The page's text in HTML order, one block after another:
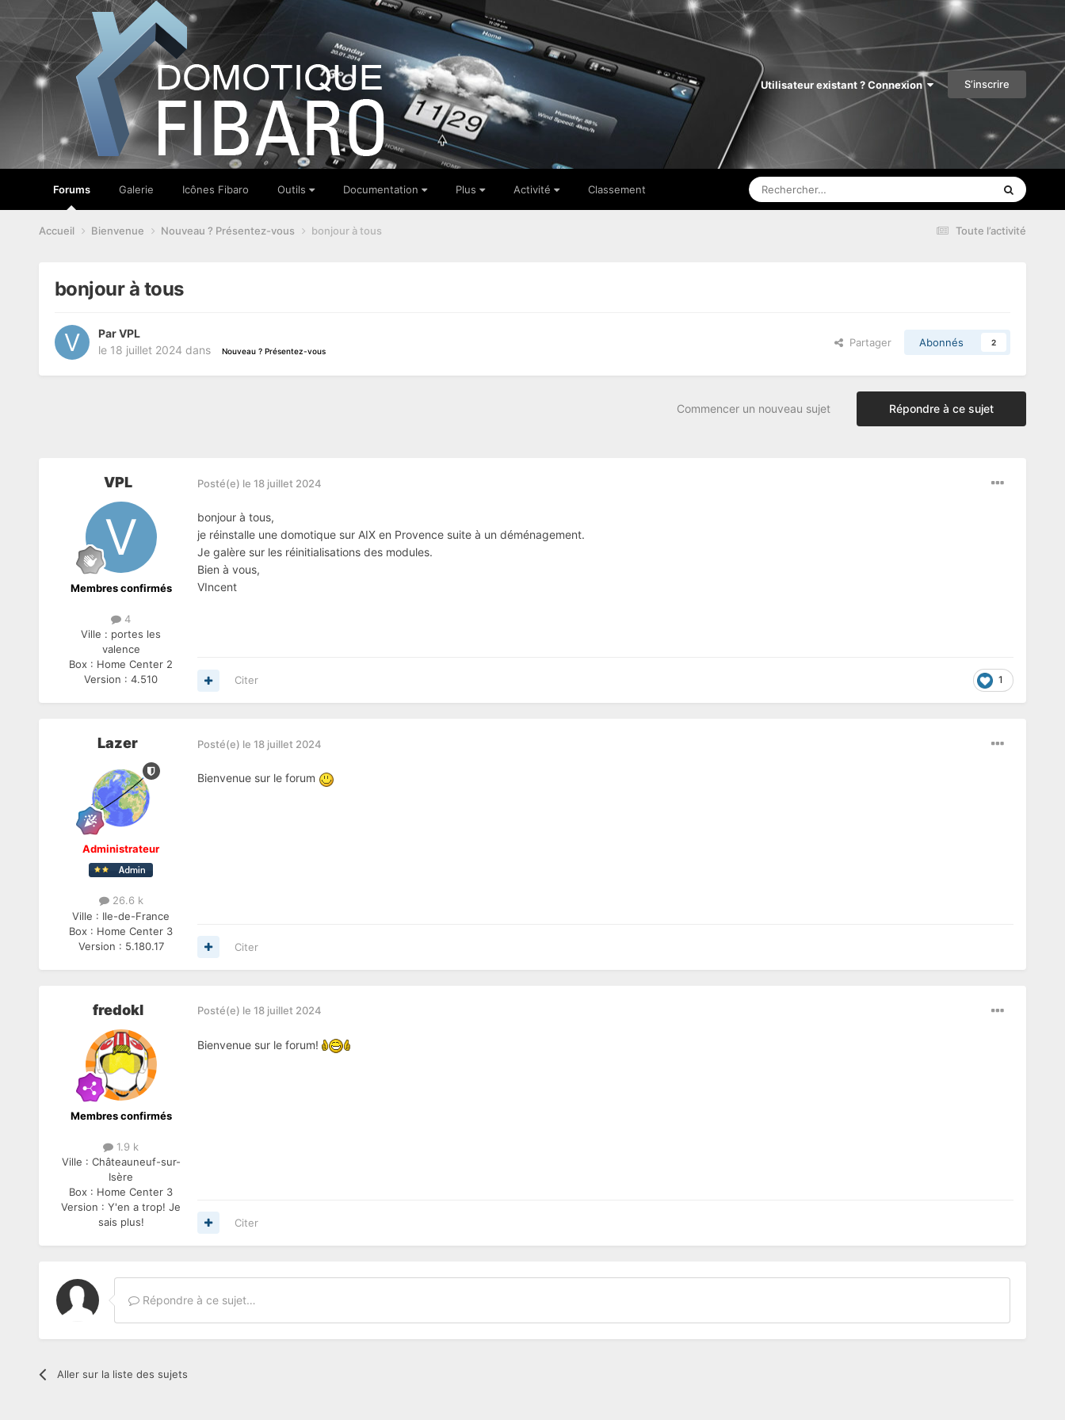
Utilisateur existant ? Connexion S’inscrire
Forums Galerie Icônes Fibaro Outils Documentation Plus Activité Classement
Toute l’activité
Accueil Bienvenue Nouveau ? Présentez-vous bonjour à tous
bonjour à tous
ParVPL
le 18 juillet 2024 dans Nouveau ? Présentez-vous
Partager Abonnés 2
Répondre à ce sujet
Commencer un nouveau sujet
VPL
Membres confirmés
4
Ville : portes les
valence
Box : Home Center 2
Version :4.510
Posté(e) le 18 juillet 2024
bonjour à tous,
je réinstalle une domotique sur AIX en Provence suite à un déménagement.
Je galère sur les réinitialisations des modules.
Bien à vous,
VIncent
1
Citer
Lazer
Administrateur
26.6 k
Ville : Ile-de-France
Box : Home Center 3
Version : 5.180.17
Posté(e) le 18 juillet 2024
Bienvenue sur le forum
Citer
fredokl
Membres confirmés
1.9 k
Ville : Châteauneuf-sur-
Isère
Box : Home Center 3
Version :Y'en a trop! Je
sais plus!
Posté(e) le 18 juillet 2024
Bienvenue sur le forum!
Citer
Répondre à ce sujet…
Aller sur la liste des sujets